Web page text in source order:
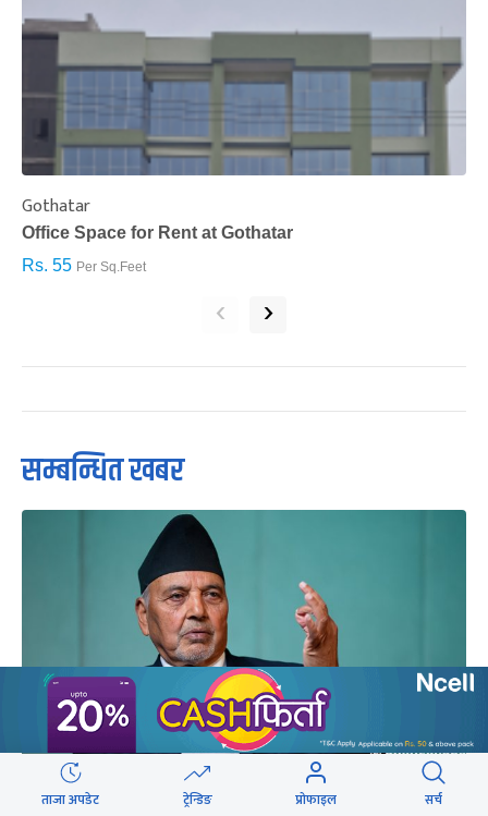
Gothatar
Office Space for Rent at Gothatar
Rs. 55 Per Sq.Feet
‹ ›
सम्बन्धित खबर
‘सरकार हुकुमी शासनतर्फ उन्मुख देखिन्छ, राज्यका
ताजा अपडेट ट्रेन्डिङ प्रोफाइल सर्च